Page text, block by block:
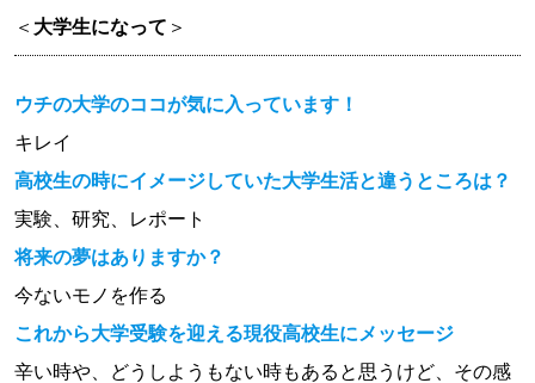
＜ 大学生になって ＞
ウチの大学のココが気に入っています！
キレイ
高校生の時にイメージしていた大学生活と違うところは？
実験、研究、レポート
将来の夢はありますか？
今ないモノを作る
これから大学受験を迎える現役高校生にメッセージ
辛い時や、どうしようもない時もあると思うけど、その感